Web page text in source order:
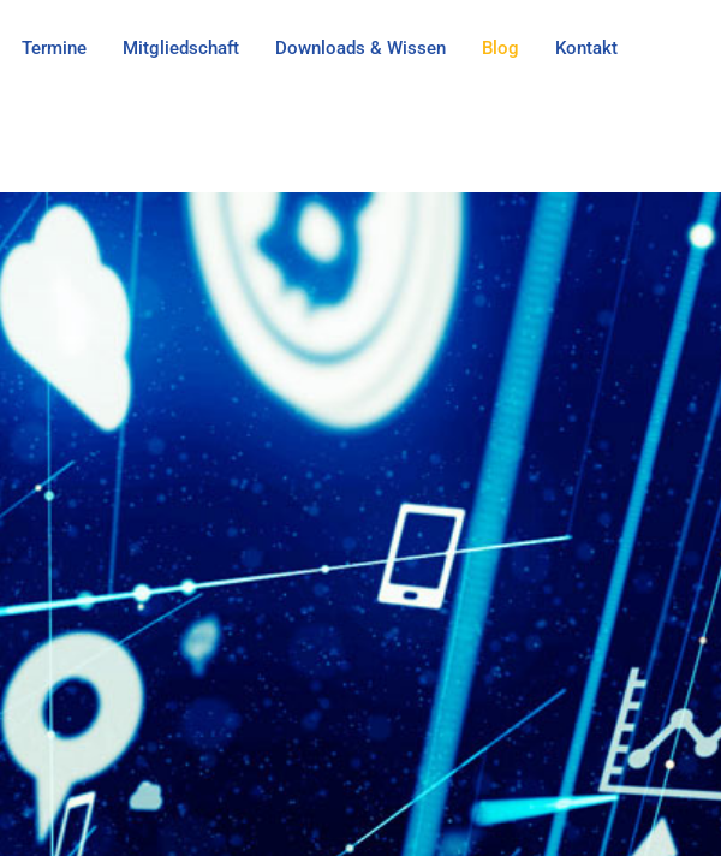
Termine Mitgliedschaft Downloads & Wissen Blog Kontakt